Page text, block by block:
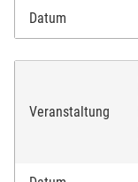
Datum
Veranstaltung